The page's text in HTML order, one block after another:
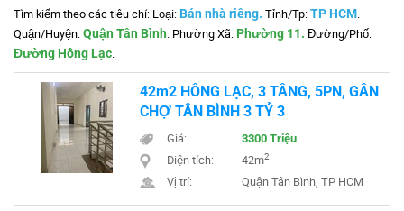
Tìm kiếm theo các tiêu chí: Loại: Bán nhà riêng. Tỉnh/Tp:TP HCM.
Quận/Huyện:Quận Tân Bình. Phường Xã: Phường 11. Đường/Phố:
Đường Hồng Lạc.
42m2 HỒNG LẠC, 3 TẦNG, 5PN, GẦN
CHỢ TÂN BÌNH 3 TỶ 3
Giá: 3300 Triệu
Diện tích: 42m2
Vị trí: Quận Tân Bình, TP HCM